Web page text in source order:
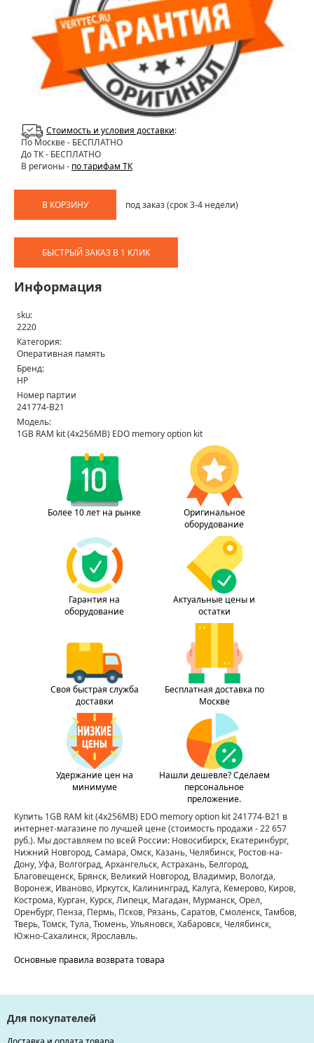
Стоимость и условия доставки:
По Москве- БЕСПЛАТНО
До ТК - БЕСПЛАТНО
В регионы - по тарифам ТК
В КОРЗИНУ под заказ (срок 3-4 недели)
БЫСТРЫЙ ЗАКАЗ В 1 КЛИК
Информация
sku:
2220
Категория:
Оперативная память
Бренд:
HP
Номер партии
241774-B21
Модель:
1GB RAM kit (4x256MB) EDO memory option kit
Более 10 лет на рынке
Оригинальное
оборудование
Гарантия на
оборудование
Актуальные цены и
остатки
Своя быстрая служба
доставки
Бесплатная доставка по
Москве
Удержание цен на
минимуме
Нашли дешевле? Сделаем
персональное
преложение.
Купить 1GB RAM kit (4x256MB) EDO memory option kit 241774-B21 в
интернет-магазине по лучшей цене(стоимость продажи - 22 657
руб.). Мы доставляем по всей России: Новосибирск, Екатеринбург,
Нижний Новгород, Самара, Омск, Казань, Челябинск, Ростов-на-
Дону, Уфа, Волгоград, Архангельск, Астрахань, Белгород,
Благовещенск, Брянск, Великий Новгород, Владимир, Вологда,
Воронеж, Иваново, Иркутск, Калининград, Калуга, Кемерово, Киров,
Кострома, Курган, Курск, Липецк, Магадан, Мурманск, Орел,
Оренбург, Пенза, Пермь, Псков, Рязань, Саратов, Смоленск, Тамбов,
Тверь, Томск, Тула, Тюмень, Ульяновск, Хабаровск, Челябинск,
Южно-Сахалинск, Ярославль.
Основные правила возврата товара
Для покупателей